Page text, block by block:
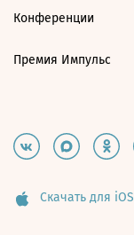
Конференции
Премия Импульс
Скачать для iOS